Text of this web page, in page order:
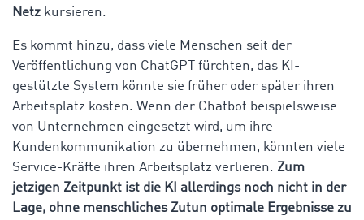
Netz kursieren.
Es kommt hinzu, dass viele Menschen seit der
Veröffentlichung von ChatGPT fürchten, das KI-
gestützte System könnte sie früher oder später ihren
Arbeitsplatz kosten. Wenn der Chatbot beispielsweise
von Unternehmen eingesetzt wird, um ihre
Kundenkommunikation zu übernehmen, könnten viele
Service-Kräfte ihren Arbeitsplatz verlieren. Zum
jetzigen Zeitpunkt ist die KI allerdings noch nicht in der
Lage, ohne menschliches Zutun optimale Ergebnisse zu